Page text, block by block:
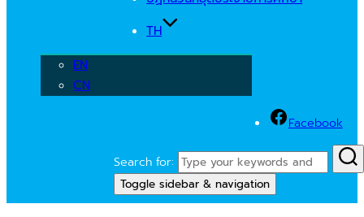
TH
EN
CN
Facebook
Search for:
Toggle sidebar & navigation